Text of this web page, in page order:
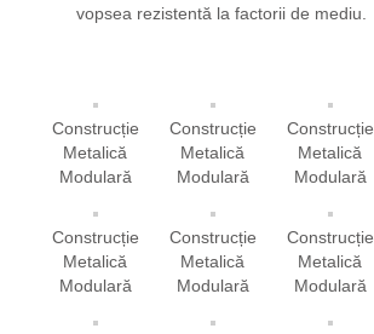
vopsea rezistentă la factorii de mediu.
Construcție
Metalică
Modulară
Construcție
Metalică
Modulară
Construcție
Metalică
Modulară
Construcție
Metalică
Modulară
Construcție
Metalică
Modulară
Construcție
Metalică
Modulară